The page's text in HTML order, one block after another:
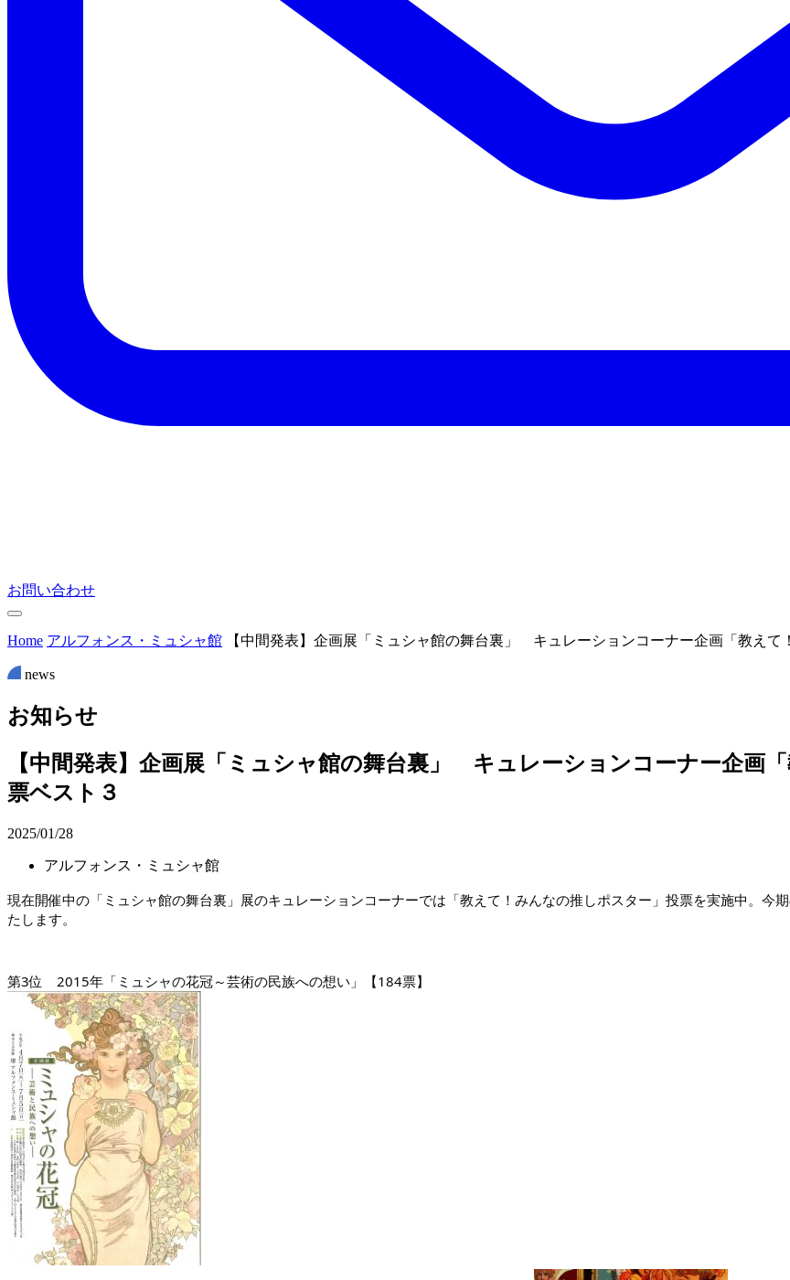
お問い合わせ
Home アルフォンス・ミュシャ館 【中間発表】企画展「ミュシャ館の舞台裏」 キュレーションコーナー企画「教えて
news
お知らせ
【中間発表】企画展「ミュシャ館の舞台裏」 キュレーションコーナー企画
票ベスト３
2025/01/28
アルフォンス・ミュシャ館
現在開催中の「ミュシャ館の舞台裏」展のキュレーションコーナーでは「教えて！みんなの推しポスター」投票を実施中。今
たします。
第3位 2015年「ミュシャの花冠～芸術の民族への想い」【184票】